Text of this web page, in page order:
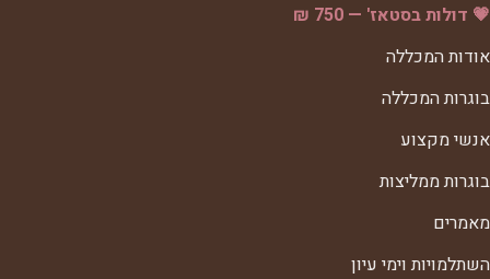
💗 דולות בסטאז' — 750 ₪
אודות המכללה
בוגרות המכללה
אנשי מקצוע
בוגרות ממליצות
מאמרים
השתלמויות וימי עיון